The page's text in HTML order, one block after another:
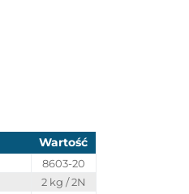
Wartość
8603-20
2 kg / 2N